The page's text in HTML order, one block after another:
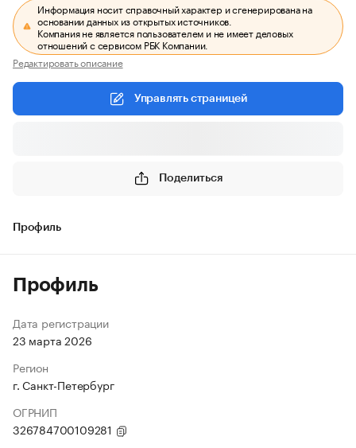
Информация носит справочный характер и сгенерирована на
основании данных из открытых источников.
Компания не является пользователем и не имеет деловых
отношений с сервисом РБК Компании.
Редактировать описание
Управлять страницей
Поделиться
Профиль
Профиль
Дата регистрации
23 марта 2026
Регион
г. Санкт-Петербург
ОГРНИП
326784700109281